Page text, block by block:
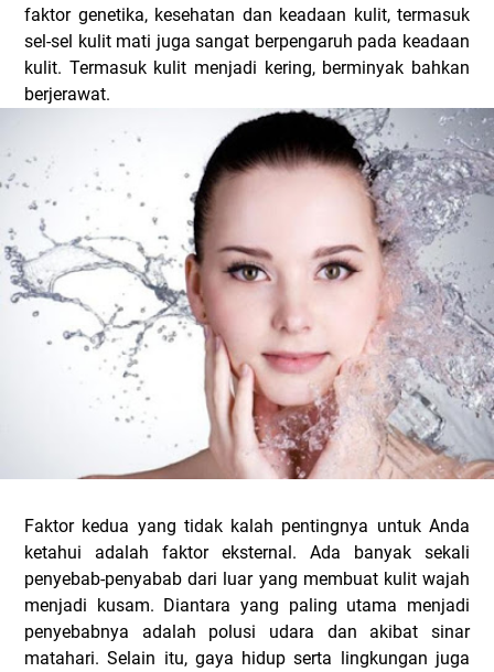
faktor genetika, kesehatan dan keadaan kulit, termasuk
sel-sel kulit mati juga sangat berpengaruh pada keadaan
kulit. Termasuk kulit menjadi kering, berminyak bahkan
berjerawat.
Faktor kedua yang tidak kalah pentingnya untuk Anda
ketahui adalah faktor eksternal. Ada banyak sekali
penyebab-penyabab dari luar yang membuat kulit wajah
menjadi kusam. Diantara yang paling utama menjadi
penyebabnya adalah polusi udara dan akibat sinar
matahari. Selain itu, gaya hidup serta lingkungan juga